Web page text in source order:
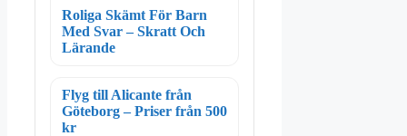
Roliga Skämt För Barn
Med Svar – Skratt Och
Lärande
Flyg till Alicante från
Göteborg – Priser från 500
kr